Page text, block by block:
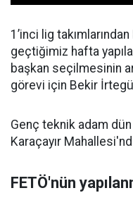
1’inci lig
geçtiğimiz hafta
başkan seçilmesinin
görevi için Bekir
Genç teknik adam dün
Karaçayır
FETÖ'nün